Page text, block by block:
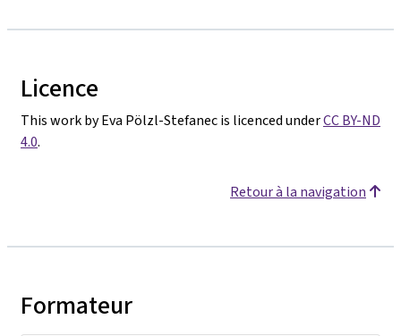
Licence
This work by Eva Pölzl-Stefanec is licenced underCC BY-ND
4.0.
Retour à la navigation
Formateur